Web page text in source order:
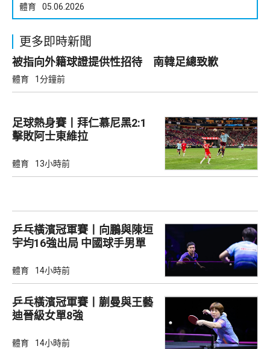
體育 05.06.2026
更多即時新聞
被指向外籍球證提供性招待 南韓足總致歉
體育 1分鐘前
足球熱身賽丨拜仁慕尼黑2:1
擊敗阿士東維拉
體育 13小時前
乒乓橫濱冠軍賽丨向鵬與陳垣
宇均16強出局 中國球手男單
體育 14小時前
乒乓橫濱冠軍賽丨蒯曼與王藝
迪晉級女單8強
體育 14小時前